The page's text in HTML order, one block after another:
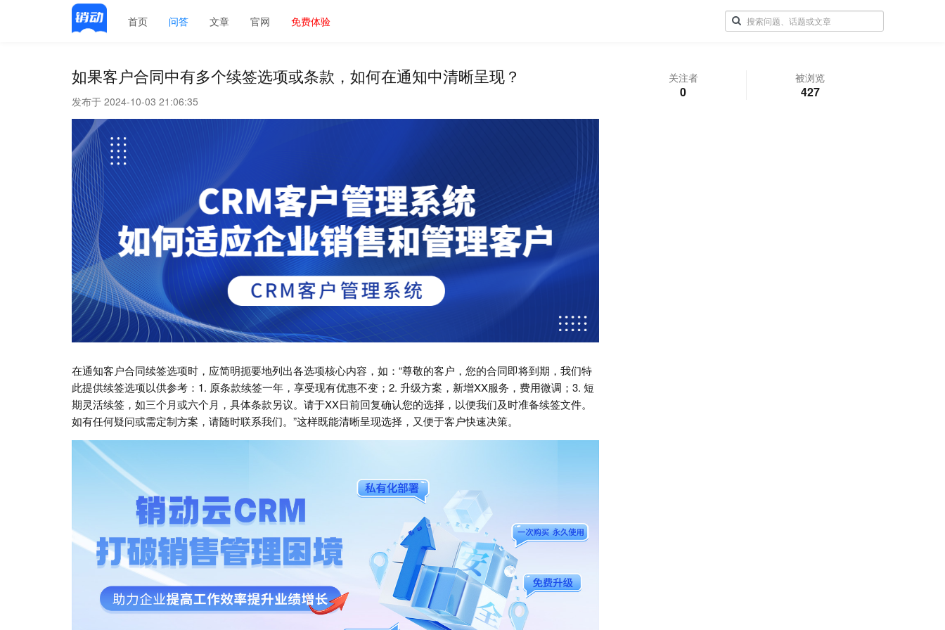
首页 问答 文章 官网 免费体验
如果客户合同中有多个续签选项或条款，如何在通知中清晰呈现？
发布于 2024-10-03 21:06:35
在通知客户合同续签选项时，应简明扼要地列出各选项核心内容，如：“尊敬的客户，您的合同即将到期，我们特
此提供续签选项以供参考：1. 原条款续签一年，享受现有优惠不变；2. 升级方案，新增XX服务，费用微调；3. 短
期灵活续签，如三个月或六个月，具体条款另议。请于XX日前回复确认您的选择，以便我们及时准备续签文件。
如有任何疑问或需定制方案，请随时联系我们。”这样既能清晰呈现选择，又便于客户快速决策。
关注者
0
被浏览
427